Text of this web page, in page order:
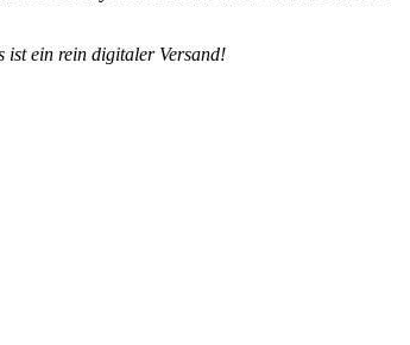
ist ein rein digitaler Versand!